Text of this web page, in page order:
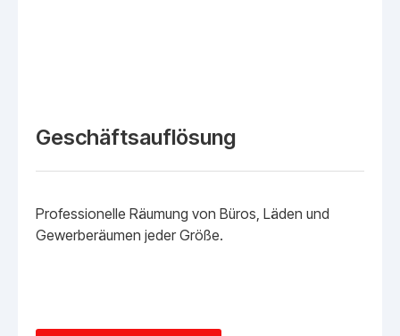
Geschäftsauflösung
Professionelle Räumung von Büros, Läden und
Gewerberäumen jeder Größe.